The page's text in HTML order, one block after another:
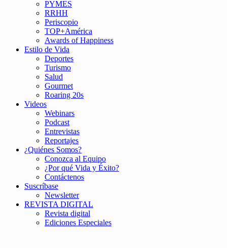
PYMES
RRHH
Periscopio
TOP+América
Awards of Happiness
Estilo de Vida
Deportes
Turismo
Salud
Gourmet
Roaring 20s
Videos
Webinars
Podcast
Entrevistas
Reportajes
¿Quiénes Somos?
Conozca al Equipo
¿Por qué Vida y Éxito?
Contáctenos
Suscríbase
Newsletter
REVISTA DIGITAL
Revista digital
Ediciones Especiales